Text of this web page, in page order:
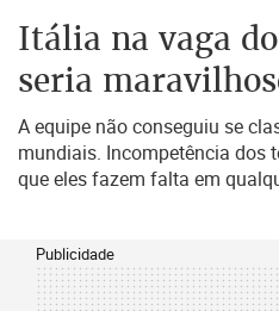
Itália na vaga
seria
A equipe não conseguiu se
mundiais. Incompetência dos
que eles fazem falta em
Publicidade